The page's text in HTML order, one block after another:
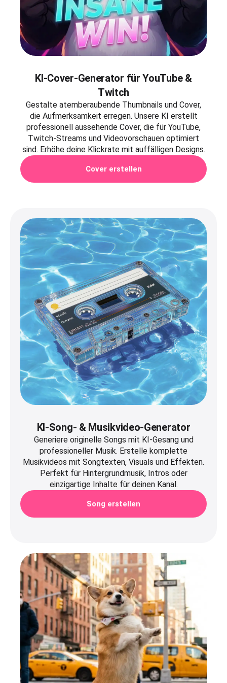
KI-Cover-Generator für YouTube &
Twitch
Gestalte atemberaubende Thumbnails und Cover,
die Aufmerksamkeit erregen. Unsere KI erstellt
professionell aussehende Cover, die für YouTube,
Twitch-Streams und Videovorschauen optimiert
sind. Erhöhe deine Klickrate mit auffälligen Designs.
Cover erstellen
KI-Song- & Musikvideo-Generator
Generiere originelle Songs mit KI-Gesang und
professioneller Musik. Erstelle komplette
Musikvideos mit Songtexten, Visuals und Effekten.
Perfekt für Hintergrundmusik, Intros oder
einzigartige Inhalte für deinen Kanal.
Song erstellen